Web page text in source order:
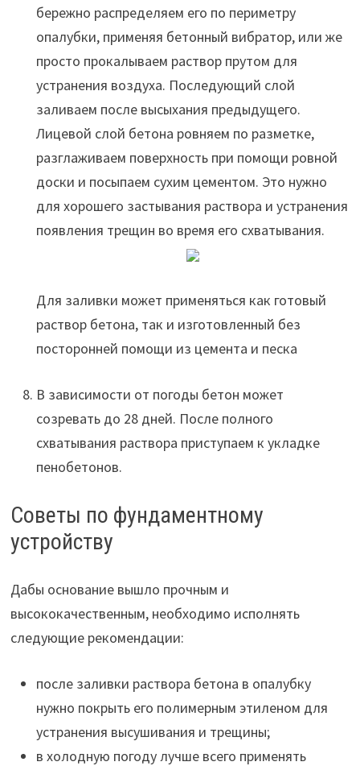
бережно распределяем его по периметру
опалубки, применяя бетонный вибратор, или же
просто прокалываем раствор прутом для
устранения воздуха. Последующий слой
заливаем после высыхания предыдущего.
Лицевой слой бетона ровняем по разметке,
разглаживаем поверхность при помощи ровной
доски и посыпаем сухим цементом. Это нужно
для хорошего застывания раствора и устранения
появления трещин во время его схватывания.
Для заливки может применяться как готовый
раствор бетона, так и изготовленный без
посторонней помощи из цемента и песка
В зависимости от погоды бетон может
созревать до 28 дней. После полного
схватывания раствора приступаем к укладке
пенобетонов.
Советы по фундаментному
устройству
Дабы основание вышло прочным и
высококачественным, необходимо исполнять
следующие рекомендации:
после заливки раствора бетона в опалубку
нужно покрыть его полимерным этиленом для
устранения высушивания и трещины;
в холодную погоду лучше всего применять